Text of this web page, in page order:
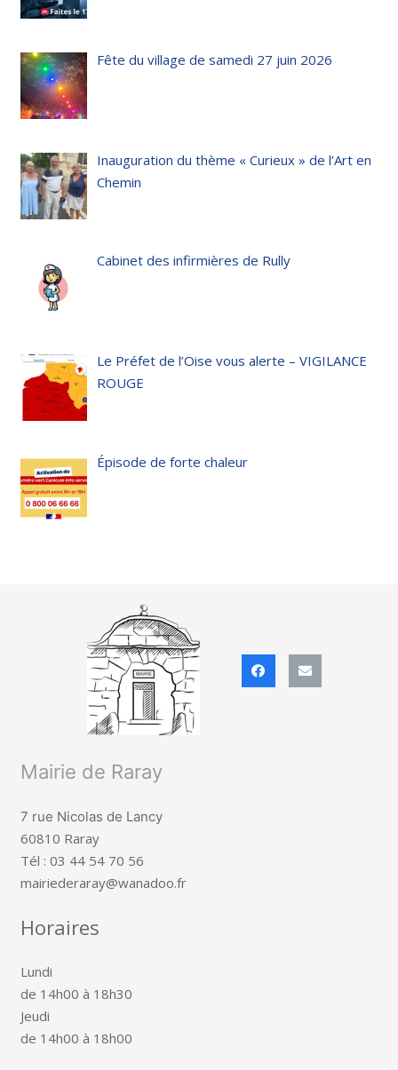
Fête du village de samedi 27 juin 2026
Inauguration du thème « Curieux » de l’Art en
Chemin
Cabinet des infirmières de Rully
Le Préfet de l’Oise vous alerte – VIGILANCE
ROUGE
Épisode de forte chaleur
Mairie de Raray
7 rue Nicolas de Lancy
60810 Raray
Tél : 03 44 54 70 56
mairiederaray@wanadoo.fr
Horaires
Lundi
de 14h00 à 18h30
Jeudi
de 14h00 à 18h00